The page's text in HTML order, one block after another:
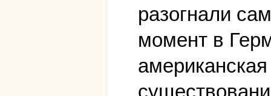
разогнали
момент в